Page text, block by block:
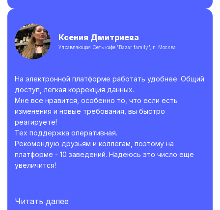
Ксения Дмитриева
Управляющая Сеть кафе "Bazar family", г. Москва
На электронной платформе работать удобнее. Общий
доступ, легкая коррекция данных.
Мне все нравится, особенно то, что если есть
изменения и новые требования, вы быстро
реагируете!
Тех поддержка оперативная.
Рекомендую друзьям и коллегам, поэтому на
платформе - 10 заведений. Надеюсь это число еще
увеличится!
Читать далее